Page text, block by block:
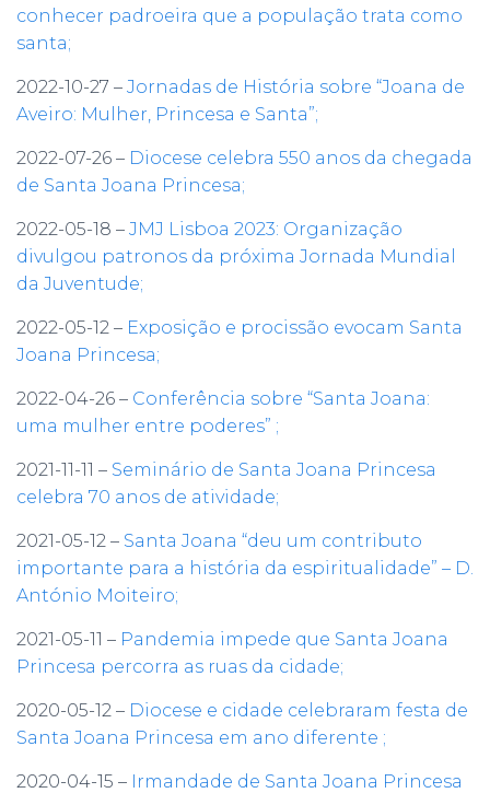
conhecer padroeira que a população trata como
santa;
2022-10-27 – Jornadas de História sobre “Joana de
Aveiro: Mulher, Princesa e Santa”;
2022-07-26 – Diocese celebra 550 anos da chegada
de Santa Joana Princesa;
2022-05-18 – JMJ Lisboa 2023: Organização
divulgou patronos da próxima Jornada Mundial
da Juventude;
2022-05-12 – Exposição e procissão evocam Santa
Joana Princesa;
2022-04-26 – Conferência sobre “Santa Joana:
uma mulher entre poderes” ;
2021-11-11 – Seminário de Santa Joana Princesa
celebra 70 anos de atividade;
2021-05-12 – Santa Joana “deu um contributo
importante para a história da espiritualidade” – D.
António Moiteiro;
2021-05-11 – Pandemia impede que Santa Joana
Princesa percorra as ruas da cidade;
2020-05-12 – Diocese e cidade celebraram festa de
Santa Joana Princesa em ano diferente ;
2020-04-15 – Irmandade de Santa Joana Princesa